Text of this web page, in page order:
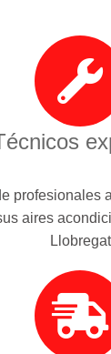
profesionales
aires
Llobregat